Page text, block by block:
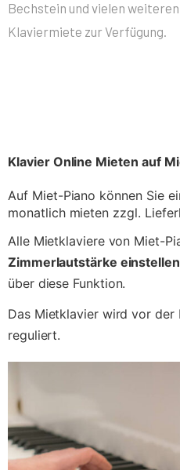
Bechstein und vielen
Klaviermiete zur Verfügung.
Klavier Online Mieten auf
Auf Miet-Piano können Sie
monatlich mieten zzgl.
Alle Mietklaviere von Miet-
Zimmerlautstärke einstellen
über diese Funktion.
Das Mietklavier wird vor der
reguliert.